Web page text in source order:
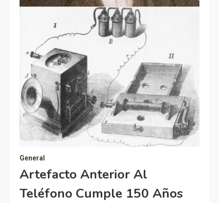
General
Artefacto Anterior Al
Teléfono Cumple 150 Años